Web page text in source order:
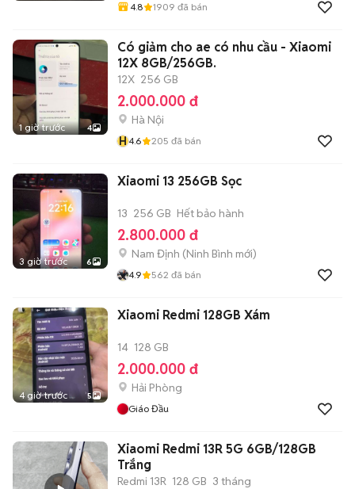
4.8 1909 đã bán
1 giờ trước 4
Có giảm cho ae có nhu cầu - Xiaomi
12X 8GB/256GB.
12X 256 GB
2.000.000 đ
Hà Nội
H4.6 205 đã bán
3 giờ trước 6
Xiaomi 13 256GB Sọc
13 256 GB Hết bảo hành
2.800.000 đ
Nam Định (Ninh Bình mới)
4.9 562 đã bán
4 giờ trước 5
Xiaomi Redmi 128GB Xám
14 128 GB
2.000.000 đ
Hải Phòng
Giáo Đầu
Xiaomi Redmi 13R 5G 6GB/128GB
Trắng
Redmi 13R 128 GB 3 tháng